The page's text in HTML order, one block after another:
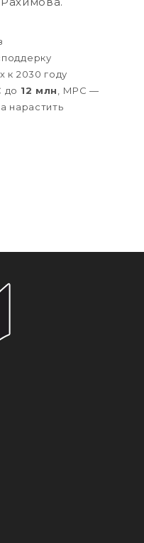
к 2030 году
до 12 млн, МРС —
нарастить